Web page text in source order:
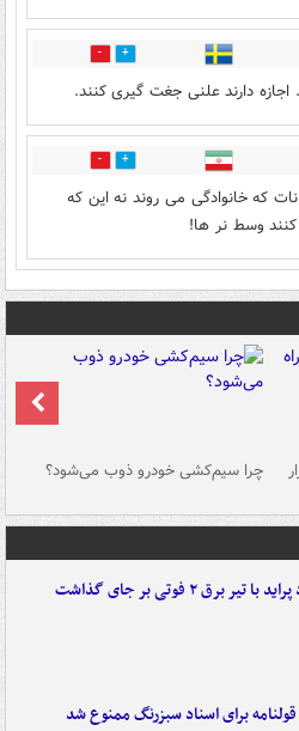
0
اجازه دارند علنی جغت گیری کنند.
0
که خانوادگی می روند نه این که
وسط نر ها!
چرا سیم‌کشی خودرو ذوب می‌شود؟
تیر برق ۲ فوتی بر جای گذاشت
برای اسناد سبزرنگ ممنوع شد